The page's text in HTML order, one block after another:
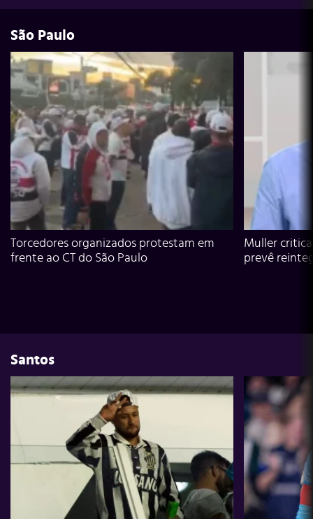
São Paulo
Torcedores organizados protestam em
frente ao CT do São Paulo
Muller
prevê
Santos